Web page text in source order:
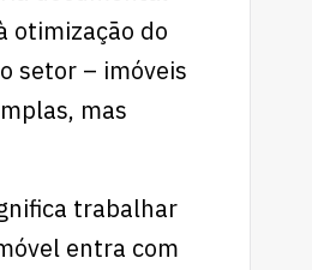
otimização do
setor – imóveis
mas
trabalhar
entra com